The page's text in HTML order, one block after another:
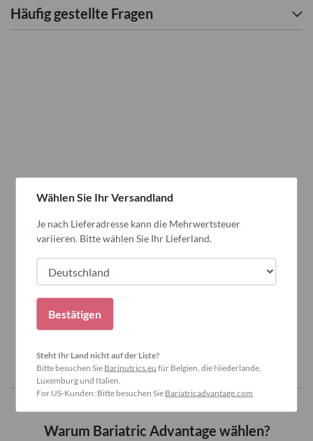
Häufig gestellte Fragen
Warum Bariatric Advantage wählen?
Wählen Sie Ihr Versandland
Je nach Lieferadresse kann die Mehrwertsteuer
variieren. Bitte wählen Sie Ihr Lieferland.
Bestätigen
Steht Ihr Land nicht auf der Liste?
Bitte besuchen Sie Barinutrics.eu für Belgien, die Niederlande,
Luxemburg und Italien.
For US-Kunden: Bitte besuchen Sie Bariatricadvantage.com